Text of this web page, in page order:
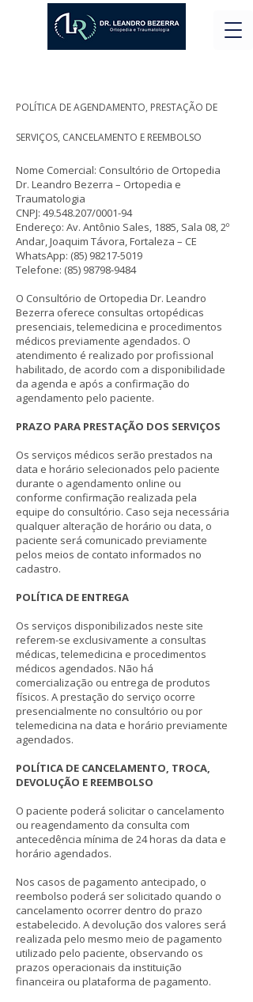
POLÍTICA DE AGENDAMENTO, PRESTAÇÃO DE
SERVIÇOS, CANCELAMENTO E REEMBOLSO
Nome Comercial: Consultório de Ortopedia
Dr. Leandro Bezerra – Ortopedia e
Traumatologia
CNPJ: 49.548.207/0001-94
Endereço: Av. Antônio Sales, 1885, Sala 08, 2º
Andar, Joaquim Távora, Fortaleza – CE
WhatsApp: (85) 98217-5019
Telefone: (85) 98798-9484
O Consultório de Ortopedia Dr. Leandro
Bezerra oferece consultas ortopédicas
presenciais, telemedicina e procedimentos
médicos previamente agendados. O
atendimento é realizado por profissional
habilitado, de acordo com a disponibilidade
da agenda e após a confirmação do
agendamento pelo paciente.
PRAZO PARA PRESTAÇÃO DOS SERVIÇOS
Os serviços médicos serão prestados na
data e horário selecionados pelo paciente
durante o agendamento online ou
conforme confirmação realizada pela
equipe do consultório. Caso seja necessária
qualquer alteração de horário ou data, o
paciente será comunicado previamente
pelos meios de contato informados no
cadastro.
POLÍTICA DE ENTREGA
Os serviços disponibilizados neste site
referem-se exclusivamente a consultas
médicas, telemedicina e procedimentos
médicos agendados. Não há
comercialização ou entrega de produtos
físicos. A prestação do serviço ocorre
presencialmente no consultório ou por
telemedicina na data e horário previamente
agendados.
POLÍTICA DE CANCELAMENTO, TROCA,
DEVOLUÇÃO E REEMBOLSO
O paciente poderá solicitar o cancelamento
ou reagendamento da consulta com
antecedência mínima de 24 horas da data e
horário agendados.
Nos casos de pagamento antecipado, o
reembolso poderá ser solicitado quando o
cancelamento ocorrer dentro do prazo
estabelecido. A devolução dos valores será
realizada pelo mesmo meio de pagamento
utilizado pelo paciente, observando os
prazos operacionais da instituição
financeira ou plataforma de pagamento.